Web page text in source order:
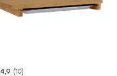
4,9 10